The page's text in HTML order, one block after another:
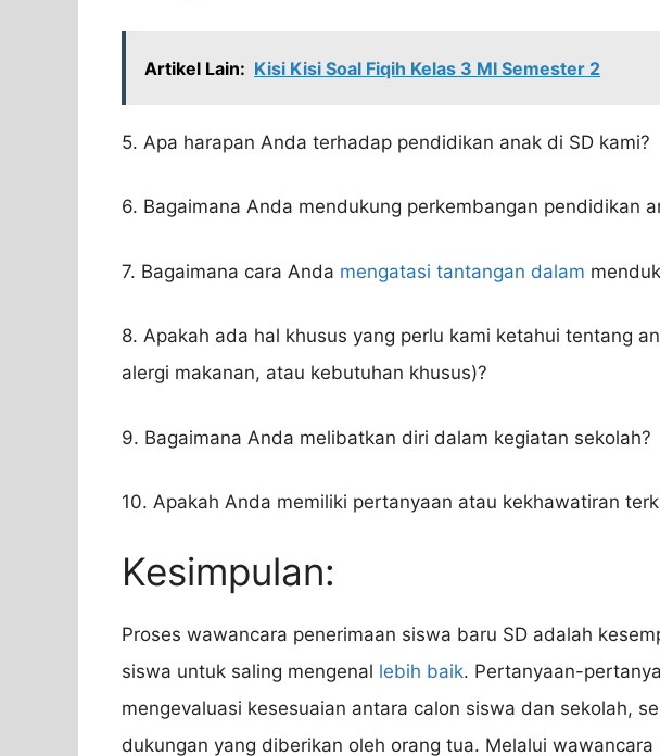
Artikel Lain: Kisi Kisi Soal Fiqih Kelas 3 MI Semester 2
5. Apa harapan Anda terhadap pendidikan anak di SD kami?
6. Bagaimana Anda mendukung perkembangan pendidikan
7. Bagaimana cara Anda mengatasi tantangan dalam
8. Apakah ada hal khusus yang perlu kami ketahui tentang
alergi makanan, atau kebutuhan khusus)?
9. Bagaimana Anda melibatkan diri dalam kegiatan sekolah?
10. Apakah Anda memiliki pertanyaan atau kekhawatiran
Kesimpulan:
Proses wawancara penerimaan siswa baru SD adalah
siswa untuk saling mengenal lebih baik. Pertanyaan-
mengevaluasi kesesuaian antara calon siswa dan sekolah,
dukungan yang diberikan oleh orang tua. Melalui